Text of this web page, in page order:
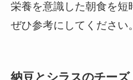
栄養を意識した朝食を短
ぜひ参考にしてください。
納豆とシラスのチーズ